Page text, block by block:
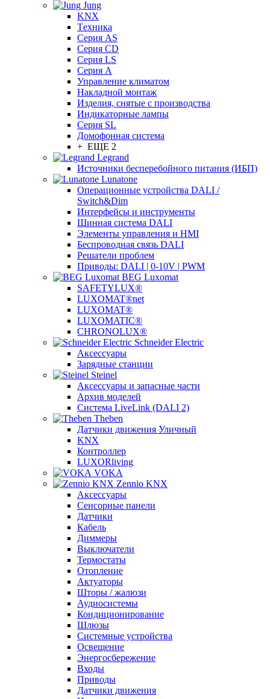
Jung
KNX
Tехника
Серия AS
Серия CD
Серия LS
Серия A
Управление климатом
Накладной монтаж
Изделия, снятые с производства
Индикаторные лампы
Серия SL
Домофонная система
+ ЕЩЕ 2
Legrand
Источники бесперебойного питания (ИБП)
Lunatone
Операционные устройства DALI /
Switch&Dim
Интерфейсы и инструменты
Шинная система DALI
Элементы управления и HMI
Беспроводная связь DALI
Решатели проблем
Приводы: DALI | 0-10V | PWM
BEG Luxomat
SAFETYLUX®
LUXOMAT®net
LUXOMAT®
LUXOMATIC®
CHRONOLUX®
Schneider Electric
Аксессуары
Зарядные станции
Steinel
Аксессуары и запасные части
Архив моделей
Система LiveLink (DALI 2)
Theben
Датчики движения Уличный
KNX
Контроллер
LUXORliving
VOKA
Zennio KNX
Аксессуары
Сенсорные панели
Датчики
Кабель
Диммеры
Выключатели
Термостаты
Отопление
Актуаторы
Шторы / жалюзи
Аудиосистемы
Кондиционирование
Шлюзы
Системные устройства
Освещение
Энергосбережение
Входы
Приводы
Датчики движения